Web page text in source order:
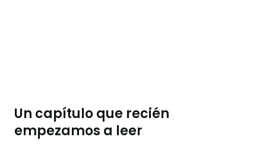
Un capítulo que recién
empezamos a leer